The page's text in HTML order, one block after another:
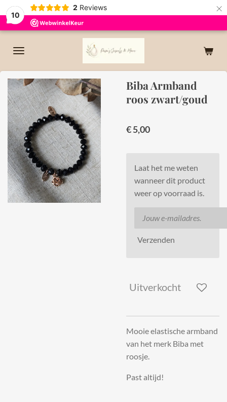
10
2 Reviews ×
Biba Armband
roos zwart/goud
€ 5,00
Laat het me weten
wanneer dit product
weer op voorraad is.
Verzenden
Uitverkocht
Mooie elastische armband
van het merk Biba met
roosje.
Past altijd!